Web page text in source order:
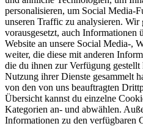
personalisieren, um Social Media-
unseren Traffic zu analysieren. Wir
vorausgesetzt, auch Informationen
Website an unsere Social Media-,
weiter, die diese mit anderen
die du ihnen zur Verfügung gestellt
Nutzung ihrer Dienste gesammelt
von den von uns beauftragten
Übersicht kannst du einzelne
Kategorien an- und abwählen.
Informationen zu den verfügbaren